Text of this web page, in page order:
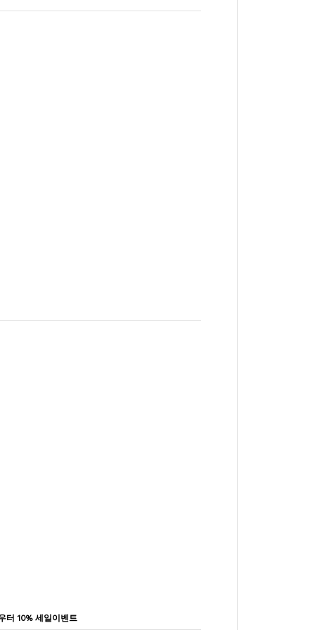
터 10% 세일이벤트